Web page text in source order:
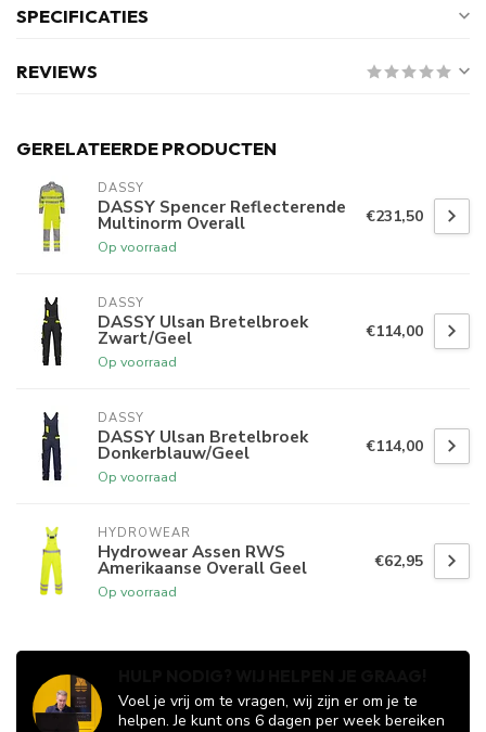
SPECIFICATIES
REVIEWS
GERELATEERDE PRODUCTEN
DASSY
DASSY Spencer Reflecterende
Multinorm Overall
Op voorraad
€231,50
DASSY
DASSY Ulsan Bretelbroek
Zwart/Geel
Op voorraad
€114,00
DASSY
DASSY Ulsan Bretelbroek
Donkerblauw/Geel
Op voorraad
€114,00
HYDROWEAR
Hydrowear Assen RWS
Amerikaanse Overall Geel
Op voorraad
€62,95
Voel je vrij om te vragen, wij zijn er om je te
helpen. Je kunt ons 6 dagen per week bereiken